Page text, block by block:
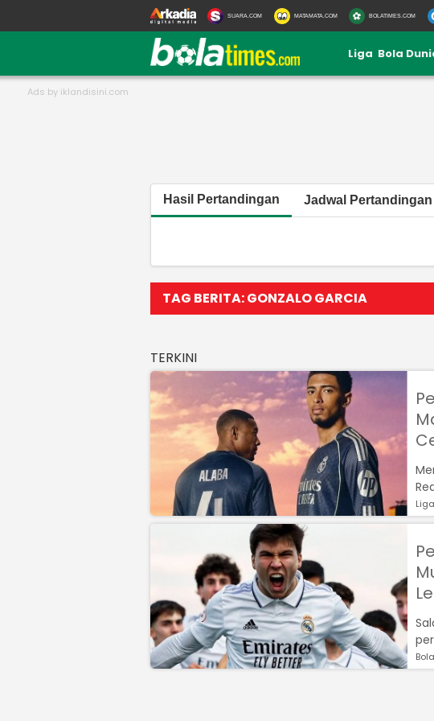
SUARA.COM MATAMATA.COM BOLATIMES.COM
Liga Bola
Hasil Pertandingan Jadwal Pertandingan
TAG BERITA: GONZALO GARCIA
TERKINI
lini